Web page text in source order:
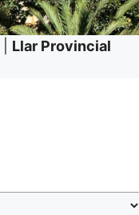
Llar Provincial